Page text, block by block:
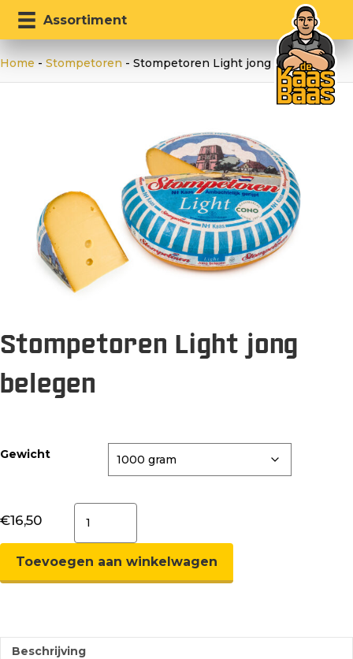
Assortiment
Home - Stompetoren - Stompetoren Light jong belegen
Stompetoren Light jong
belegen
Gewicht
€16,50
Stompetoren
Light
jong
belegen
aantal
Toevoegen aan winkelwagen
Beschrijving